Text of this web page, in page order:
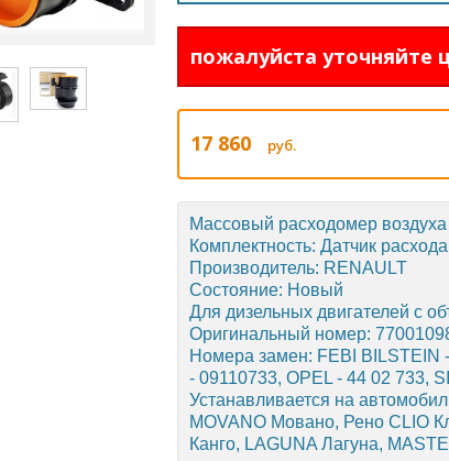
пожалуйста уточняйте
17 860 руб.
Массовый расходомер
Комплектность: Датчик
Производитель: RENAULT
Состояние: Новый
Для дизельных двигателей с
Оригинальный номер:
Номера замен: FEBI BILSTEIN
- 09110733, OPEL - 44 02 733,
Устанавливается на
MOVANO Мовано, Рено CLIO
Канго, LAGUNA Лагуна,